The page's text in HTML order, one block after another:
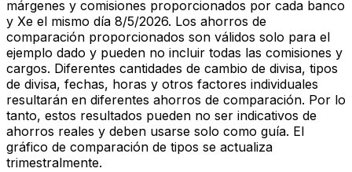
márgenes y comisiones proporcionados por cada banco
y Xe el mismo día 8/5/2026. Los ahorros de
comparación proporcionados son válidos solo para el
ejemplo dado y pueden no incluir todas las comisiones y
cargos. Diferentes cantidades de cambio de divisa, tipos
de divisa, fechas, horas y otros factores individuales
resultarán en diferentes ahorros de comparación. Por lo
tanto, estos resultados pueden no ser indicativos de
ahorros reales y deben usarse solo como guía. El
gráfico de comparación de tipos se actualiza
trimestralmente.